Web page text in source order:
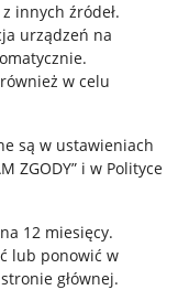
innych źródeł.
urządzeń na
.
w celu
są w ustawieniach
ZGODY” i w Polityce
12 miesięcy.
lub ponowić w
głównej.